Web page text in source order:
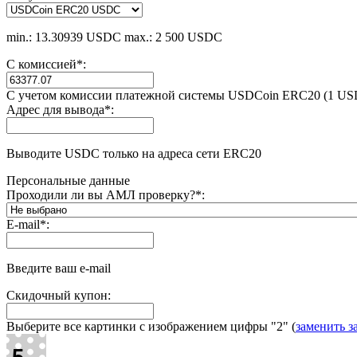
min.: 13.30939 USDC max.: 2 500 USDC
С комиссией*:
С учетом комиссии платежной системы USDCoin ERC20 (1
Адрес для вывода*:
Выводите USDC только на адреса сети ERC20
Персональные данные
Проходили ли вы АМЛ проверку?*:
E-mail*:
Введите ваш e-mail
Скидочный купон:
Выберите все картинки с изображением цифры "2" (заменить